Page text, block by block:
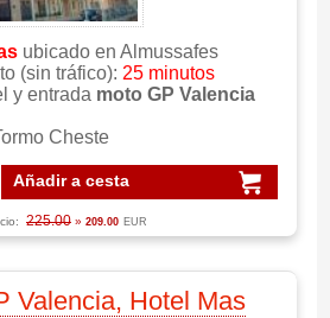
ubicado en Almussafes
(sin tráfico): 25 minutos
y entrada moto GP Valencia
Cheste
Añadir a cesta
225.00 » 209.00 EUR
Valencia, Hotel Mas